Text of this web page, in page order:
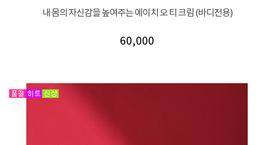
내 몸의 자신감을 높여주는 에이치 오 티 크림 (바디전용)
60,000